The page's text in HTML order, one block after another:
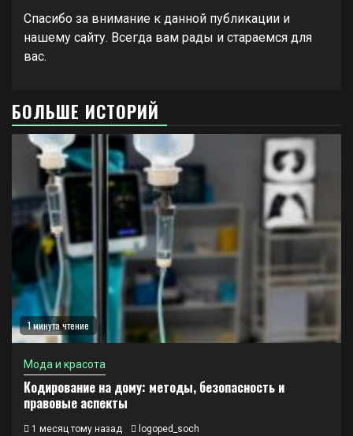
Спасибо за внимание к данной публикации и
нашему сайту. Всегда вам рады и стараемся для
вас.
БОЛЬШЕ ИСТОРИЙ
1 минута чтение
Мода и красота
Кодирование на дому: методы, безопасность и
правовые аспекты
1 месяц тому назад logoped_soch